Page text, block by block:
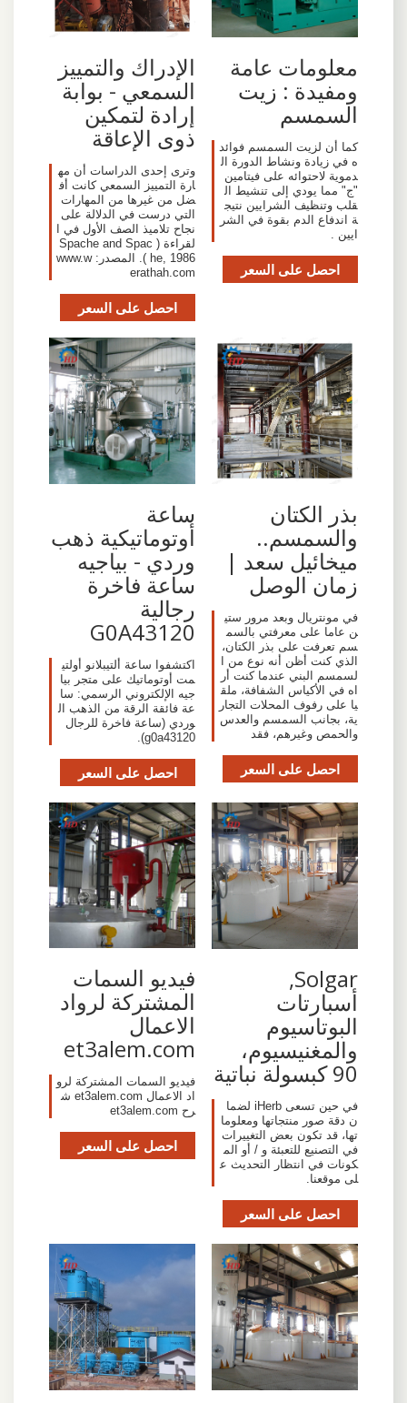
معلومات عامة
ومفيدة : زيت
السمسم
كما أن لزيت السمسم فوائد
ه في زيادة ونشاط الدورة ال
دموية لاحتوائه على فيتامين
"ج" مما يودي إلى تنشيط ال
قلب وتنظيف الشرايين نتيج
ة اندفاع الدم بقوة في الشر
ايين .
احصل على السعر
الإدراك والتمييز
السمعي - بوابة
إرادة لتمكين
ذوى الإعاقة
وترى إحدى الدراسات أن مه
ارة التمييز السمعي كانت أف
ضل من غيرها من المهارات
التي درست في الدلالة على
نجاح تلاميذ الصف الأول في ا
لقراءة ( Spache and Spac
he, 1986 ). المصدر: www.w
erathah.com
احصل على السعر
بذر الكتان
والسمسم..
ميخائيل سعد |
زمان الوصل
في مونتريال وبعد مرور ستي
ن عاما على معرفتي بالسم
سم تعرفت على بذر الكتان،
الذي كنت أظن أنه نوع من ا
لسمسم البني عندما كنت أر
اه في الأكياس الشفافة، ملق
يا على رفوف المحلات التجار
ية، بجانب السمسم والعدس
والحمص وغيرهم، فقد
احصل على السعر
ساعة
أوتوماتيكية ذهب
وردي - بياجيه
ساعة فاخرة
رجالية
G0A43120
اكتشفوا ساعة ألتيبلانو أولتي
مت أوتوماتيك على متجر بيا
جيه الإلكتروني الرسمي: سا
عة فائقة الرقة من الذهب ال
وردي (ساعة فاخرة للرجال
g0a43120).
احصل على السعر
Solgar,
أسبارتات
البوتاسيوم
والمغنيسيوم،
90 كبسولة نباتية
في حين تسعى iHerb لضما
ن دقة صور منتجاتها ومعلوما
تها، قد تكون بعض التغييرات
في التصنيع للتعبئة و / أو الم
كونات في انتظار التحديث ع
لى موقعنا.
احصل على السعر
فيديو السمات
المشتركة لرواد
الاعمال
et3alem.com
فيديو السمات المشتركة لرو
اد الاعمال et3alem.com ش
رح et3alem.com
احصل على السعر